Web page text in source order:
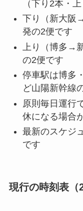
（下り2本・
下り（新大阪
発の2便です
上り（博多→
の2便です
停車駅は博多
ど山陽新幹線
原則毎日運行
休になる場合
最新のスケジ
です
現行の時刻表（